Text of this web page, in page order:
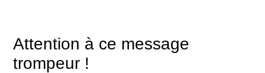
Attention à ce message
trompeur !